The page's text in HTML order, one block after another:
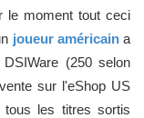
le moment tout ceci
joueur américaina
(250 selon
sur l'eShop US
tous les titres sortis